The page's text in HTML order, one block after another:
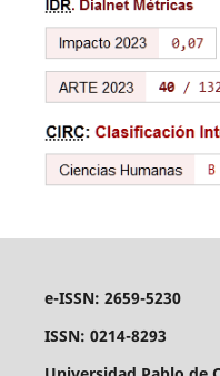
e-ISSN: 2659-5230
ISSN: 0214-8293